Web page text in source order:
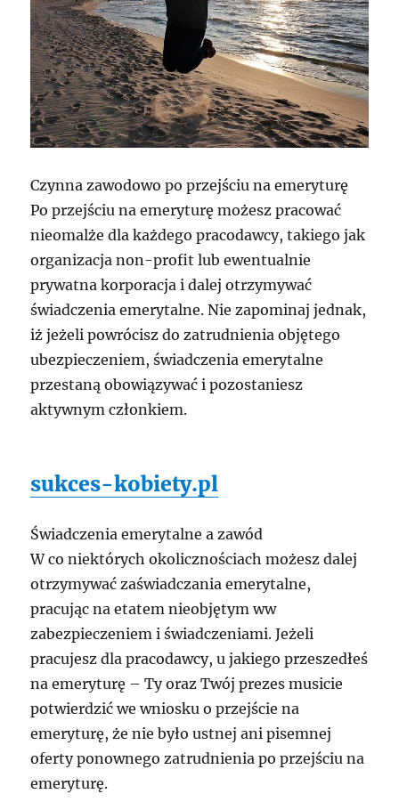
Czynna zawodowo po przejściu na emeryturę
Po przejściu na emeryturę możesz pracować
nieomalże dla każdego pracodawcy, takiego jak
organizacja non-profit lub ewentualnie
prywatna korporacja i dalej otrzymywać
świadczenia emerytalne. Nie zapominaj jednak,
iż jeżeli powrócisz do zatrudnienia objętego
ubezpieczeniem, świadczenia emerytalne
przestaną obowiązywać i pozostaniesz
aktywnym członkiem.
sukces-kobiety.pl
Świadczenia emerytalne a zawód
W co niektórych okolicznościach możesz dalej
otrzymywać zaświadczania emerytalne,
pracując na etatem nieobjętym ww
zabezpieczeniem i świadczeniami. Jeżeli
pracujesz dla pracodawcy, u jakiego przeszedłeś
na emeryturę – Ty oraz Twój prezes musicie
potwierdzić we wniosku o przejście na
emeryturę, że nie było ustnej ani pisemnej
oferty ponownego zatrudnienia po przejściu na
emeryturę.